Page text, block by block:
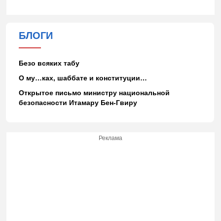
БЛОГИ
Безо всяких табу
О му…ках, шаббате и конституции…
Открытое письмо министру национальной
безопасности Итамару Бен-Гвиру
Реклама